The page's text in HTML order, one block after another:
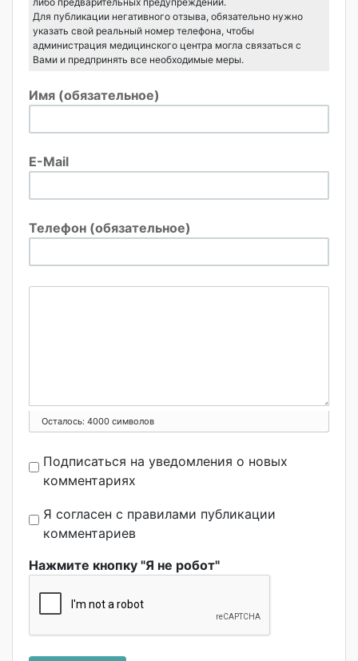
Для публикации негативного отзыва, обязательно нужно
указать свой реальный номер телефона, чтобы
администрация медицинского центра могла связаться с
Вами и предпринять все необходимые меры.
Имя (обязательное)
E-Mail
Телефон (обязательное)
Осталось: 4000 символов
Подписаться на уведомления о новых
комментариях
Я согласен с правилами публикации
комментариев
Нажмите кнопку "Я не робот"